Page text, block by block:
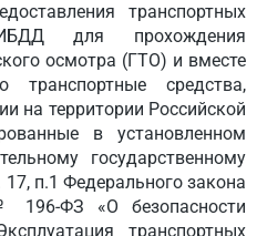
транспортных
для прохождения
осмотра (ГТО) и вместе
транспортные средства,
на территории Российской
в установленном
государственному
17, п.1 Федерального закона
ФЗ «О безопасности
транспортных